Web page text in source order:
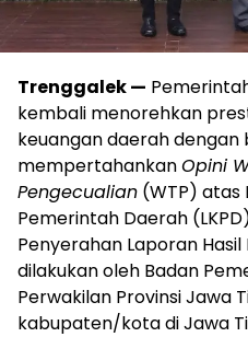
Trenggalek —
kembali menorehkan
keuangan daerah dengan
mempertahankanOpini
Pengecualian (WTP) atas
Pemerintah Daerah
Penyerahan Laporan
dilakukan oleh Badan
Perwakilan Provinsi Jawa
kabupaten/kota di Jawa